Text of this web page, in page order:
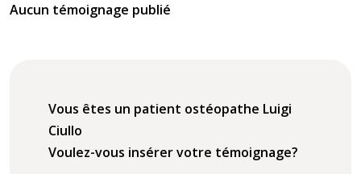
Aucun témoignage publié
Vous êtes un patient ostéopathe Luigi
Ciullo
Voulez-vous insérer votre témoignage?